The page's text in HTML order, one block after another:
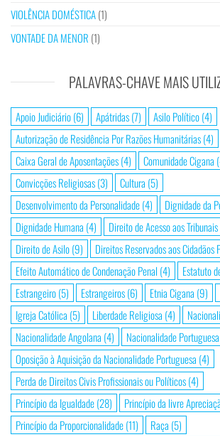
VIOLÊNCIA DOMÉSTICA(1)
VONTADE DA MENOR (1)
PALAVRAS-CHAVE MAIS
Apoio Judiciário(6) Apátridas(7) Asilo Político(4)
Autorização de Residência Por Razões Humanitárias(4)
Caixa Geral de Aposentações(4) Comunidade Cigana
Convicções Religiosas(3) Cultura (5)
Desenvolvimento da Personalidade(4) Dignidade da
Dignidade Humana (4) Direito de Acesso aos Tribunais
Direito de Asilo(9) Direitos Reservados aos Cidadãos
Efeito Automático de Condenação Penal (4) Estatuto
Estrangeiro(5) Estrangeiros(6) Etnia Cigana (9)
Igreja Católica (5) Liberdade Religiosa (4)
Nacionalidade Angolana (4) Nacionalidade Portuguesa
Oposição à Aquisição da Nacionalidade Portuguesa (4)
Perda de Direitos Civis Profissionais ou Políticos(4)
Princípio da Igualdade(28) Princípio da livre
Princípio da Proporcionalidade(11) Raça (5)